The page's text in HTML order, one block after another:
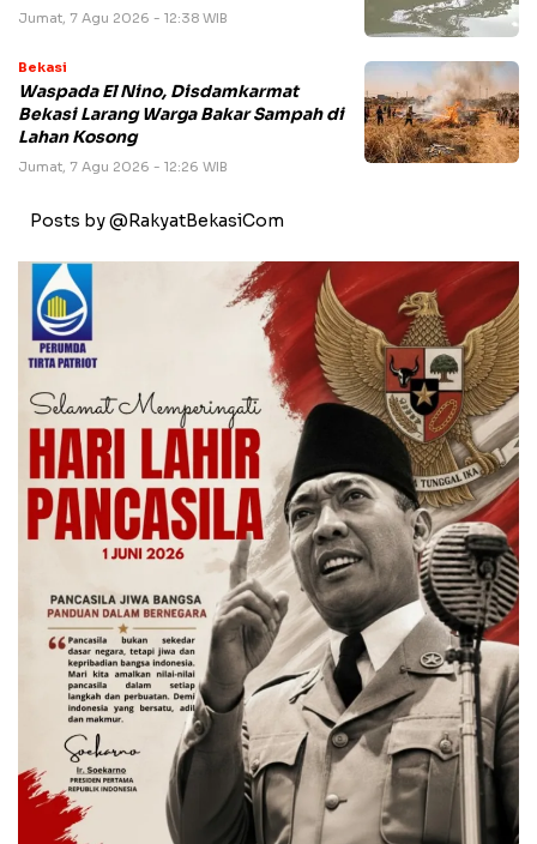
Jumat, 7 Agu 2026 - 12:38 WIB
Bekasi
Waspada El Nino, Disdamkarmat
Bekasi Larang Warga Bakar Sampah di
Lahan Kosong
Jumat, 7 Agu 2026 - 12:26 WIB
Posts by @RakyatBekasiCom